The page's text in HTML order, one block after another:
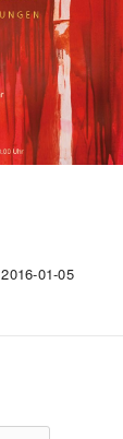
2016-01-05